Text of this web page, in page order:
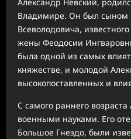
Александр Невский,
Владимире. Он был сыном
Всеволодовича,
жены Феодосии
была одной из самых
княжестве, и молодой
высокопоставленных и
С самого раннего
военными науками. Его
Большое Гнездо, были